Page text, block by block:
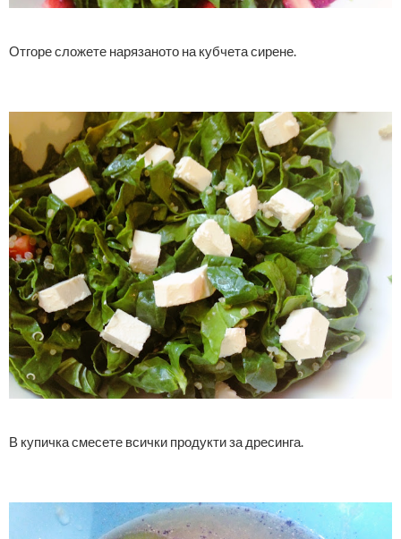
Отгоре сложете нарязаното на кубчета сирене.
В купичка смесете всички продукти за дресинга.